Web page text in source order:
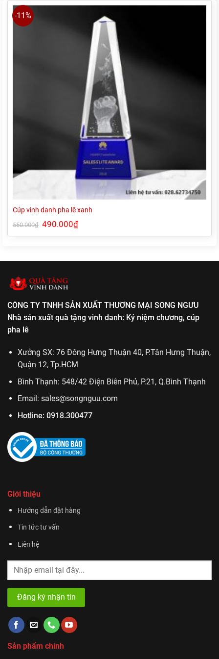
375.000₫.
-11%
Cúp vinh danh pha lê xanh
550.000₫ Giá
gốc
là:
490.000₫Giá
hiện
tại
CÔNG TY TNHH SẢN XUẤT THƯƠNG MẠI SONG NGƯU
Nhà sản xuất quà tặng vinh danh: Kỷ niệm chương, cúp
pha lê
Xưởng SX: 76 Đông Hưng Thuận 40, P.Tân Hưng Thuận,
Quận 12, Tp.HCM
Bình Thạnh: 548/42 Điện Biên Phủ, P.21, Q.Bình Thạnh
Email: sales@songnguu.com
Hotline: 0918.300477
Giới thiệu
Hướng dẫn đặt hàng
Tin tức tư vấn
Liên hệ
Sản phẩm chính